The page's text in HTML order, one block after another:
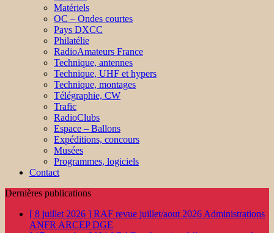
Matériels
OC – Ondes courtes
Pays DXCC
Philatélie
RadioAmateurs France
Technique, antennes
Technique, UHF et hypers
Technique, montages
Télégraphie, CW
Trafic
RadioClubs
Espace – Ballons
Expéditions, concours
Musées
Programmes, logiciels
Contact
Dernières publications
[ 8 juillet 2026 ] RAF revue juillet/aout 2026 Administrations
ANFR ARCEP DGE